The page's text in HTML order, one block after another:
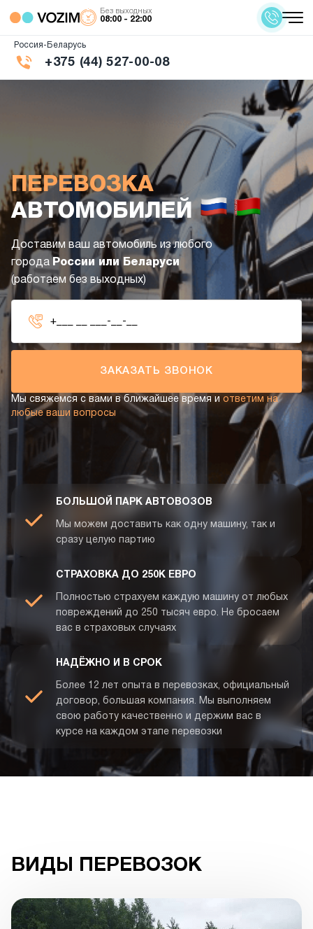
Без выходных
08:00 - 22:00
Россия-Беларусь
+375 (44) 527-00-08
ПЕРЕВОЗКА
АВТОМОБИЛЕЙ
Доставим ваш автомобиль из любого
города России или Беларуси
(работаем без выходных)
ЗАКАЗАТЬ ЗВОНОК
Мы свяжемся с вами в ближайшее время и ответим на
любые ваши вопросы
БОЛЬШОЙ ПАРК АВТОВОЗОВ
Мы можем доставить как одну машину, так и
сразу целую партию
СТРАХОВКА ДО 250К ЕВРО
Полностью страхуем каждую машину от любых
повреждений до 250 тысяч евро. Не бросаем
вас в страховых случаях
НАДЁЖНО И В СРОК
Более 12 лет опыта в перевозках, официальный
договор, большая компания. Мы выполняем
свою работу качественно и держим вас в
курсе на каждом этапе перевозки
ВИДЫ ПЕРЕВОЗОК